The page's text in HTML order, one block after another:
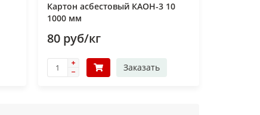
Картон асбестовый КАОН-3 10
1000 мм
80 руб/кг
Заказать